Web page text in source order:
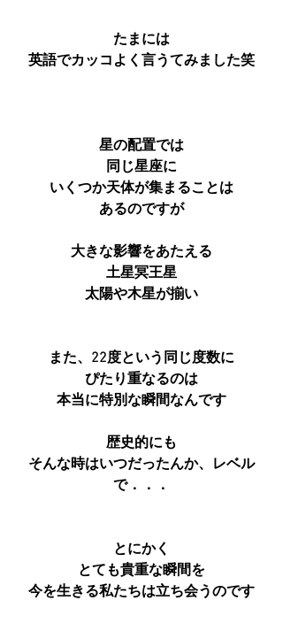
たまには
英語でカッコよく言うてみました笑
星の配置では
同じ星座に
いくつか天体が集まることは
あるのですが
大きな影響をあたえる
土星冥王星
太陽や木星が揃い
また、22度という同じ度数に
ぴたり重なるのは
本当に特別な瞬間なんです
歴史的にも
そんな時はいつだったんか、レベル
で．．．
とにかく
とても貴重な瞬間を
今を生きる私たちは立ち会うのです